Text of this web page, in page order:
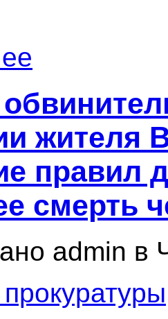
жителя
правил
смерть
admin в